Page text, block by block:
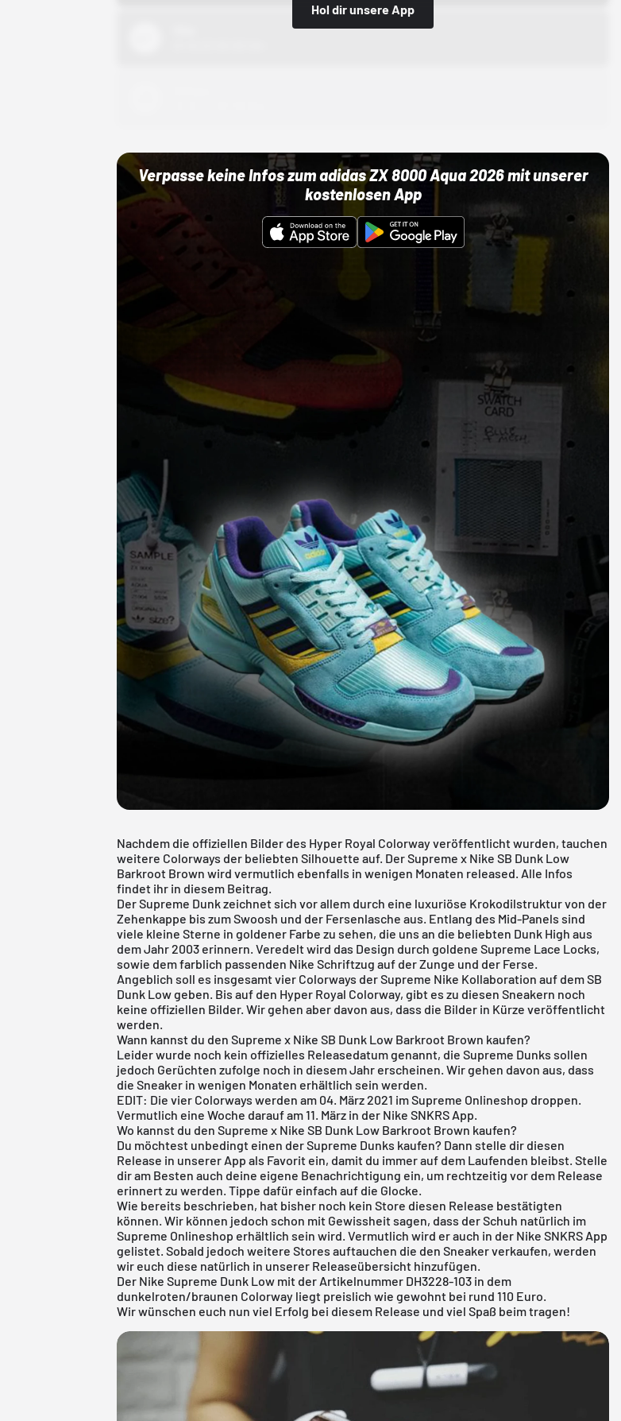
Hol dir unsere App
Verpasse keine Infos zum adidas ZX 8000 Aqua 2026 mit unserer
kostenlosen App
Nachdem die offiziellen Bilder des Hyper Royal Colorwayveröffentlicht wurden, tauchen
weitere Colorways der beliebten Silhouette auf. Der Supreme x Nike SB Dunk Low
Barkroot Brown wird vermutlich ebenfalls in wenigen Monaten released. Alle Infos
findet ihr in diesem Beitrag.
Der Supreme Dunk zeichnet sich vor allem durch eine luxuriöse Krokodilstruktur von der
Zehenkappe bis zum Swoosh und der Fersenlasche aus. Entlang des Mid-Panels sind
viele kleine Sterne in goldener Farbe zu sehen, die uns an die beliebten Dunk High aus
dem Jahr 2003 erinnern. Veredelt wird das Design durch goldene Supreme Lace Locks,
sowie dem farblich passenden Nike Schriftzug auf der Zunge und der Ferse.
Angeblich soll es insgesamt vier Colorways derSupreme Nike Kollaboration auf dem SB
Dunk Low geben. Bis auf den Hyper Royal Colorway, gibt es zu diesen Sneakern noch
keine offiziellen Bilder. Wir gehen aber davon aus, dass die Bilder in Kürze veröffentlicht
werden.
Wann kannst du den Supreme x Nike SB Dunk Low Barkroot Brown kaufen?
Leider wurde noch kein offizielles Releasedatum genannt, die Supreme Dunks sollen
jedoch Gerüchten zufolge noch in diesem Jahr erscheinen. Wir gehen davon aus, dass
die Sneaker in wenigen Monaten erhältlich sein werden.
EDIT: Die vier Colorways werden am 04. März 2021 im Supreme Onlineshop droppen.
Vermutlich eine Woche darauf am 11. März in der Nike SNKRS App
Wo kannst du den Supreme x Nike SB Dunk Low Barkroot Brown kaufen?
Du möchtest unbedingt einen der Supreme Dunks kaufen? Dann stelle dir diesen
Release in unserer App als Favorit ein, damit du immer auf dem Laufenden bleibst. Stelle
dir am Besten auch deine eigene Benachrichtigung ein, um rechtzeitig vor dem Release
erinnert zu werden. Tippe dafür einfach auf die Glocke.
Wie bereits beschrieben, hat bisher noch kein Store diesen Release bestätigten
können. Wir können jedoch schon mit Gewissheit sagen, dass der Schuh natürlich im
Supreme Onlineshop erhältlich sein wird. Vermutlich wird er auch in der Nike SNKRS App
gelistet. Sobald jedoch weitere Stores auftauchen die den Sneaker verkaufen, werden
wir euch diese natürlich in unserer Releaseübersicht hinzufügen.
Der Nike Supreme Dunk Low mit der Artikelnummer DH3228-103 in dem
dunkelroten/braunen Colorway liegt preislich wie gewohnt bei rund 110 Euro.
Wir wünschen euch nun viel Erfolg bei diesem Release und viel Spaß beim tragen!